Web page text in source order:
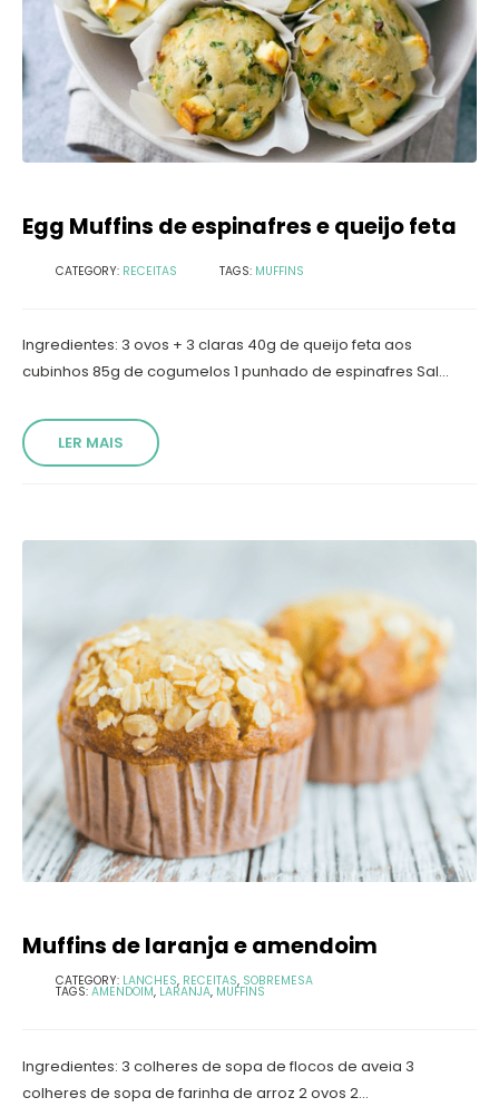
Egg Muffins de espinafres e queijo feta
CATEGORY: RECEITAS TAGS: MUFFINS
Ingredientes: 3 ovos + 3 claras 40g de queijo feta aos
cubinhos 85g de cogumelos 1 punhado de espinafres Sal...
LER MAIS
Muffins de laranja e amendoim
CATEGORY: LANCHES, RECEITAS, SOBREMESA
TAGS: AMENDOIM, LARANJA, MUFFINS
Ingredientes: 3 colheres de sopa de flocos de aveia 3
colheres de sopa de farinha de arroz 2 ovos 2...